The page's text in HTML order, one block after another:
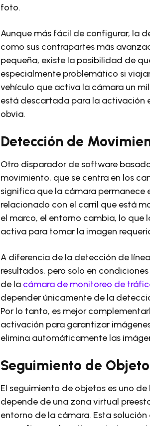
foto.
Aunque más fácil de configurar, la
como sus contrapartes más
pequeña, existe la posibilidad de
especialmente problemático si
vehículo que activa la cámara un
está descartada para la activación
obvia.
Detección de
Otro disparador de software
movimiento, que se centra en los
significa que la cámara permanece
relacionado con el carril que está
el marco, el entorno cambia, lo
activa para tomar la imagen
A diferencia de la detección de
resultados, pero solo en
de la cámara de monitoreo de
depender únicamente de la
Por lo tanto, es mejor
activación para garantizar
elimina automáticamente las
Seguimiento de
El seguimiento de objetos es uno
depende de una zona virtual
entorno de la cámara. Esta